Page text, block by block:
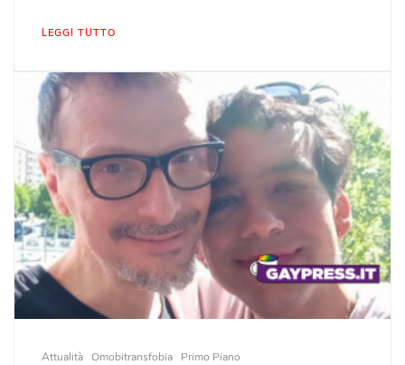
LEGGI TUTTO
Attualità Omobitransfobia Primo Piano